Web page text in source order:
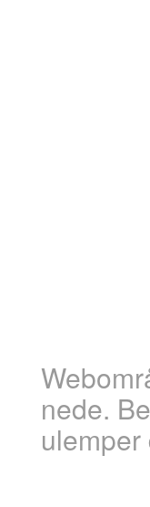
nede.
ulemper